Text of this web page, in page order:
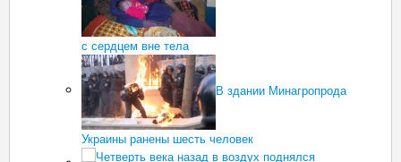
с сердцем вне тела
В здании Минагропрода
Украины ранены шесть человек